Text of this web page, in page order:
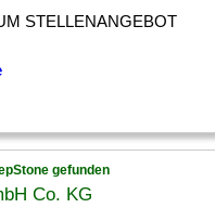
STELLENANGEBOT
gefunden
Co. KG